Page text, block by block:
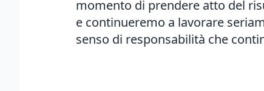
momento di prendere atto del
e continueremo a lavorare
senso di responsabilità che